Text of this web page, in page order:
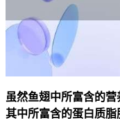
虽然鱼翅中所富含的
其中所富含的蛋白质